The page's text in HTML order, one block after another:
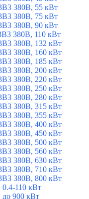
380В, 55 кВт
380В, 75 кВт
380В, 90 кВт
380В, 110 кВт
380В, 132 кВт
380В, 160 кВт
380В, 185 кВт
380В, 200 кВт
380В, 220 кВт
380В, 250 кВт
380В, 280 кВт
380В, 315 кВт
380В, 355 кВт
380В, 400 кВт
380В, 450 кВт
380В, 500 кВт
380В, 560 кВт
380В, 630 кВт
380В, 710 кВт
380В, 800 кВт
110 кВт
900 кВт